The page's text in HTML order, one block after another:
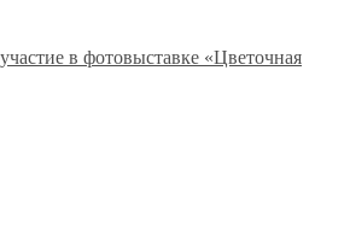
в фотовыставке «Цветочная